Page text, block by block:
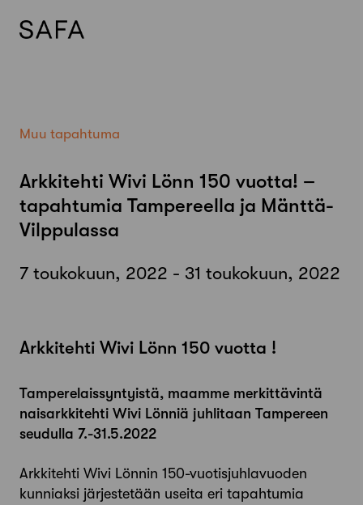
Muu tapahtuma
Arkkitehti Wivi Lönn 150 vuotta! –
tapahtumia Tampereella ja Mänttä-
Vilppulassa
7 toukokuun, 2022 - 31 toukokuun, 2022
Arkkitehti Wivi Lönn 150 vuotta !
Tamperelaissyntyistä, maamme merkittävintä
naisarkkitehti Wivi Lönniä juhlitaan Tampereen
seudulla 7.-31.5.2022
Arkkitehti Wivi Lönnin 150-vuotisjuhlavuoden
kunniaksi järjestetään useita eri tapahtumia